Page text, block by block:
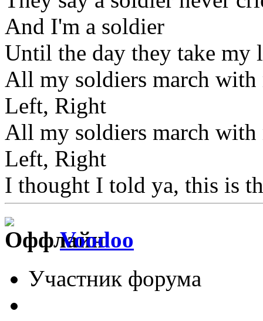
And I'm a soldier
Until the day they take my
All my soldiers march with
Left, Right
All my soldiers march with
Left, Right
I thought I told ya, this is
Voodoo
Участник форума